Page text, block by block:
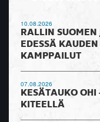
10.08.2026
RALLIN SUOMEN
EDESSÄ
KAMPPAILUT
07.08.2026
KESÄTAUKO OHI
KITEELLÄ